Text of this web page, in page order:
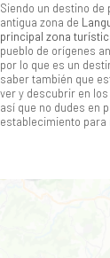
Siendo un destino de
antigua zona de
principal zona
pueblo de orígenes
por lo que es un
saber también que
ver y descubrir en
así que no dudes en
establecimiento para